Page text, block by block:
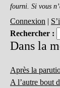
fourni. Si vous
Connexion |
Rechercher :
Dans la
Après la
A l’autre bout